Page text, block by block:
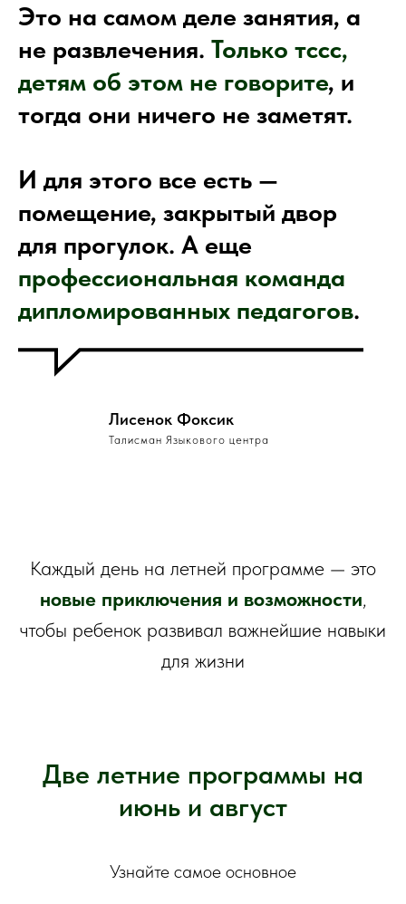
Это на самом деле занятия, а
не развлечения. Только тссс,
детям об этом не говорите, и
тогда они ничего не заметят.
И для этого все есть —
помещение, закрытый двор
для прогулок. А еще
профессиональная команда
дипломированных педагогов.
Лисенок Фоксик
Талисман Языкового центра
Каждый день на летней программе — это
новые приключения и возможности,
чтобы ребенок развивал важнейшие навыки
для жизни
Две летние программы на
июнь и август
Узнайте самое основное